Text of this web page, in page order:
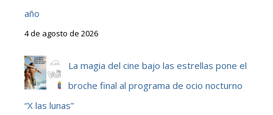
año
4 de agosto de 2026
La magia del cine bajo las estrellas pone el
broche final al programa de ocio nocturno
“X las lunas”